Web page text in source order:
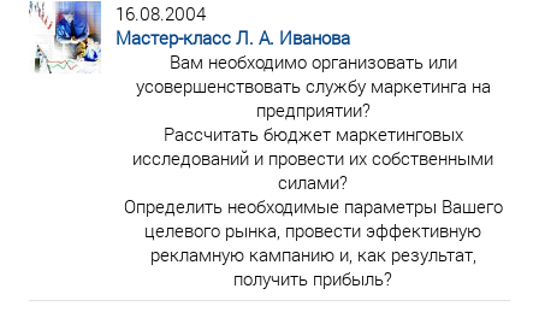
16.08.2004
Мастер-класс Л. А. Иванова
Вам необходимо организовать или
усовершенствовать службу маркетинга на
предприятии?
Рассчитать бюджет маркетинговых
исследований и провести их собственными
силами?
Определить необходимые параметры Вашего
целевого рынка, провести эффективную
рекламную кампанию и, как результат,
получить прибыль?